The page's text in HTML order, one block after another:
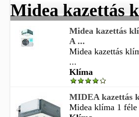
Midea kazettás
Midea kazettás
A ...
Midea kazettás
...
Klíma
MIDEA kazettás
Midea klíma 1 féle